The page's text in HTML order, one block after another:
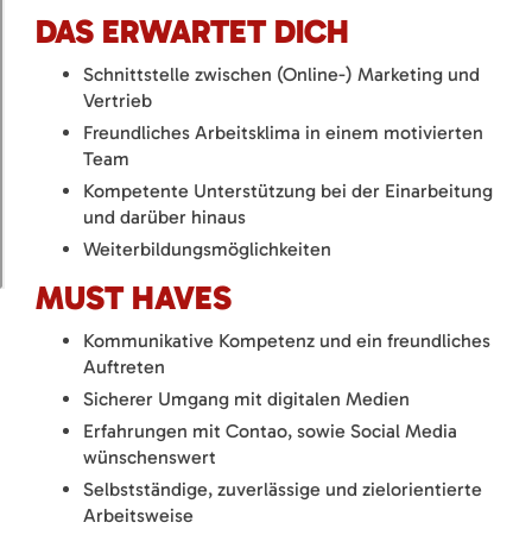
DAS ERWARTET DICH
Schnittstelle zwischen (Online-) Marketing und
Vertrieb
Freundliches Arbeitsklima in einem motivierten
Team
Kompetente Unterstützung bei der Einarbeitung
und darüber hinaus
Weiterbildungsmöglichkeiten
MUST HAVES
Kommunikative Kompetenz und ein freundliches
Auftreten
Sicherer Umgang mit digitalen Medien
Erfahrungen mit Contao, sowie Social Media
wünschenswert
Selbstständige, zuverlässige und zielorientierte
Arbeitsweise